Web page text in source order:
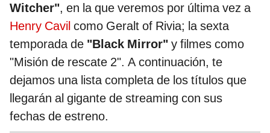
Witcher", en la que veremos por última vez a
Henry Cavil como Geralt of Rivia; la sexta
temporada de "Black Mirror" y filmes como
"Misión de rescate 2". A continuación, te
dejamos una lista completa de los títulos que
llegarán al gigante de streaming con sus
fechas de estreno.